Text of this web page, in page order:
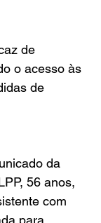
de
o acesso às
de
da
56 anos,
com
para